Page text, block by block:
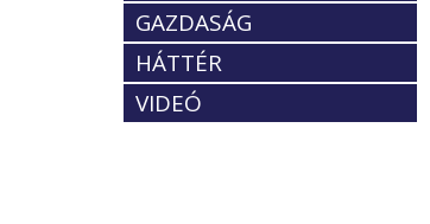
GAZDASÁG
HÁTTÉR
VIDEÓ